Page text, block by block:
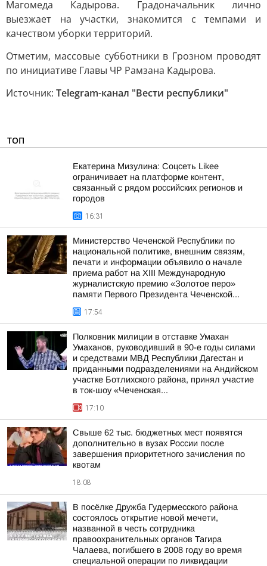
Магомеда Кадырова. Градоначальник лично
выезжает на участки, знакомится с темпами и
качеством уборки территорий.
Отметим, массовые субботники в Грозном проводят
по инициативе Главы ЧР Рамзана Кадырова.
Источник: Telegram-канал "Вести республики"
ТОП
Екатерина Мизулина: Соцсеть Likee
ограничивает на платформе контент,
связанный с рядом российских регионов и
городов
16:31
Министерство Чеченской Республики по
национальной политике, внешним связям,
печати и информации объявило о начале
приема работ на XIII Международную
журналистскую премию «Золотое перо»
памяти Первого Президента Чеченской...
17:54
Полковник милиции в отставке Умахан
Умаханов, руководивший в 90-е годы силами
и средствами МВД Республики Дагестан и
приданными подразделениями на Андийском
участке Ботлихского района, принял участие
в ток-шоу «Чеченская...
17:10
Свыше 62 тыс. бюджетных мест появятся
дополнительно в вузах России после
завершения приоритетного зачисления по
квотам
18:08
В посёлке Дружба Гудермесского района
состоялось открытие новой мечети,
названной в честь сотрудника
правоохранительных органов Тагира
Чалаева, погибшего в 2008 году во время
специальной операции по ликвидации